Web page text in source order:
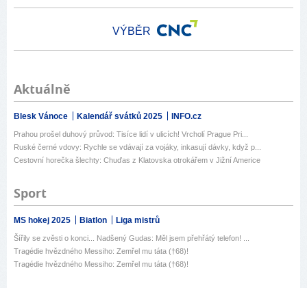
VÝBĚR
Aktuálně
Blesk Vánoce Kalendář svátků 2025 INFO.cz
Prahou prošel duhový průvod: Tisíce lidí v ulicích! Vrcholí Prague Pri...
Ruské černé vdovy: Rychle se vdávají za vojáky, inkasují dávky, když p...
Cestovní horečka šlechty: Chuďas z Klatovska otrokářem v Jižní Americe
Sport
MS hokej 2025 Biatlon Liga mistrů
Šířily se zvěsti o konci... Nadšený Gudas: Měl jsem přehřátý telefon! ...
Tragédie hvězdného Messiho: Zemřel mu táta (†68)!
Tragédie hvězdného Messiho: Zemřel mu táta (†68)!